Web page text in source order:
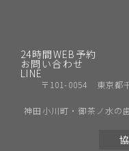
24時間WEB予約
お問い合わせ
LINE
〒101-0054 東京都
神田小川町・御茶ノ水の